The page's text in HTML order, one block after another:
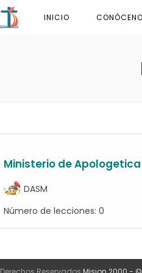
INICIO
Ministerio de Apologetica
DASM
Número de lecciones: 0